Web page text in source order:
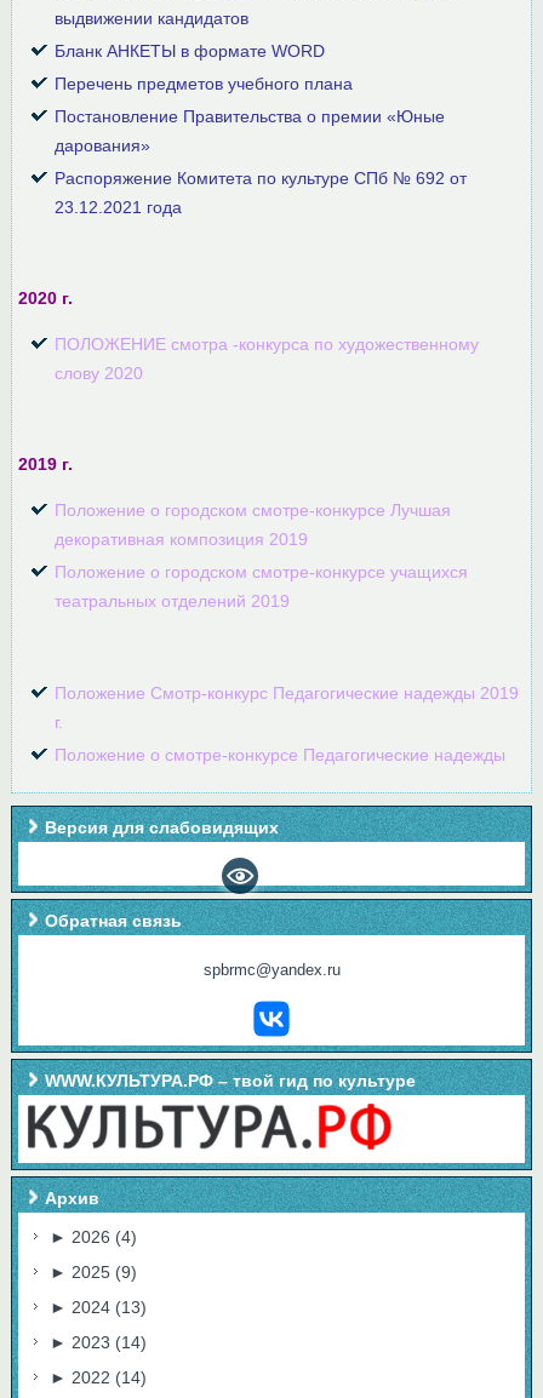
выдвижении кандидатов
Бланк АНКЕТЫ в формате WORD
Перечень предметов учебного плана
Постановление Правительства о премии «Юные
дарования»
Распоряжение Комитета по культуре СПб № 692 от
23.12.2021 года
2020 г.
ПОЛОЖЕНИЕ смотра -конкурса по художественному
слову 2020
2019 г.
Положение о городском смотре-конкурсе Лучшая
декоративная композиция 2019
Положение о городском смотре-конкурсе учащихся
театральных отделений 2019
Положение Смотр-конкурс Педагогические надежды 2019
г.
Положение о смотре-конкурсе Педагогические надежды
Версия для слабовидящих
Обратная связь
spbrmc@yandex.ru
WWW.КУЛЬТУРА.РФ – твой гид по культуре
Архив
► 2026 (4)
► 2025 (9)
► 2024 (13)
► 2023 (14)
► 2022 (14)